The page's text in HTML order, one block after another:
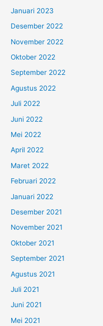
Januari 2023
Desember 2022
November 2022
Oktober 2022
September 2022
Agustus 2022
Juli 2022
Juni 2022
Mei 2022
April 2022
Maret 2022
Februari 2022
Januari 2022
Desember 2021
November 2021
Oktober 2021
September 2021
Agustus 2021
Juli 2021
Juni 2021
Mei 2021